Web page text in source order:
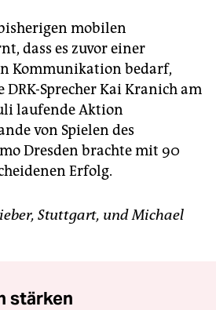
mobilen
dass es zuvor einer
Kommunikation bedarf,
DRK-Sprecher Kai Kranich am
laufende Aktion
von Spielen des
Dresden brachte mit 90
Erfolg.
Stuttgart, und Michael
stärken